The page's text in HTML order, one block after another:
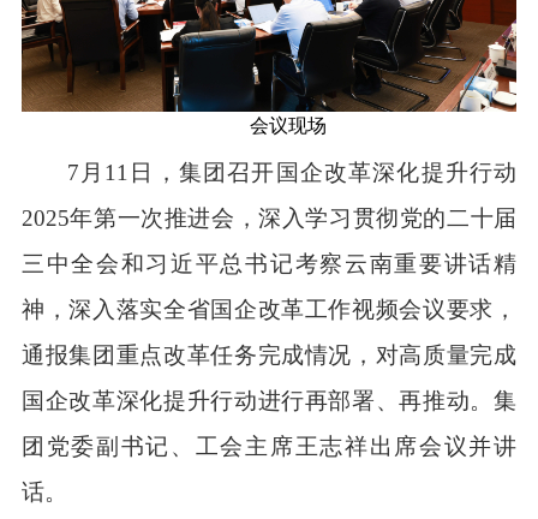
会议现场
7 月 11 日，集团召开 国企改革深化提升行动
2025年第一次推进会 ，深入学习贯彻党的二十届
三中全会和习近平总书记考察云南重要讲话精
神，深入落实全省国企改革工作视频会议要求，
通报集团重点改革任务完成情况，对高质量完成
国企改革深化提升行动进行再部署、再推动。集
团党委副 书记、 工会主席王志祥出席会议并讲
话。